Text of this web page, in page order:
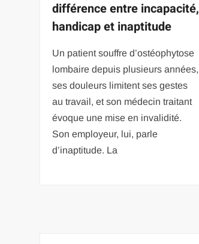
différence entre incapacité,
handicap et inaptitude
Un patient souffre d’ostéophytose
lombaire depuis plusieurs années,
ses douleurs limitent ses gestes
au travail, et son médecin traitant
évoque une mise en invalidité.
Son employeur, lui, parle
d’inaptitude. La